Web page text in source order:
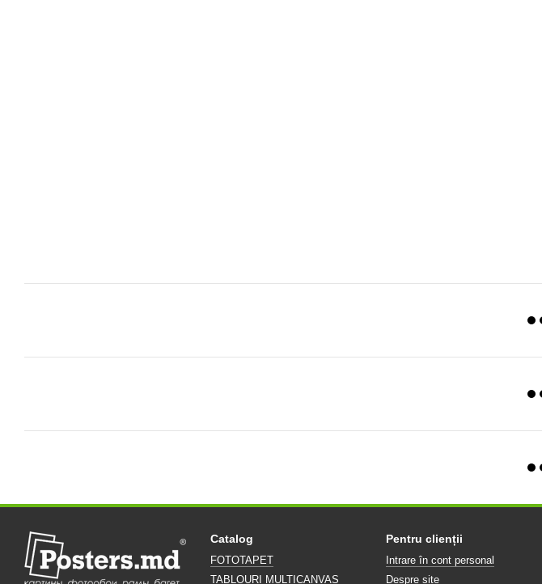
Catalog
FOTOTAPET
TABLOURI MULTICANVAS
Pentru clienții
Intrare în cont personal
Despre site